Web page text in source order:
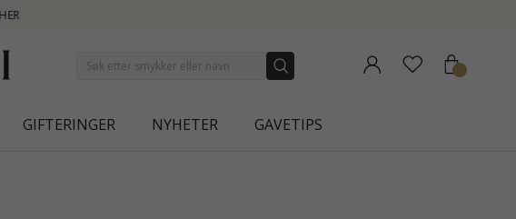
GIFTERINGER NYHETER GAVETIPS